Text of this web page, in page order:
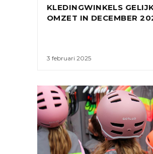
KLEDINGWINKELS
OMZET IN DECEMBER
3 februari 2025